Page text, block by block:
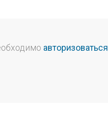
авторизоваться